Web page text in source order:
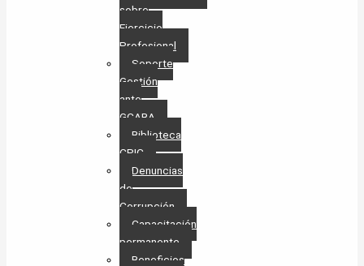
sobre
Ejercicio
Profesional
Soporte
Gestión
ante
GCABA
Biblioteca
CPIC
Denuncias
de
Corrupción
Capacitación
permanente
Beneficios